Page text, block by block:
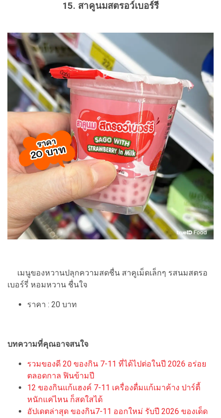
15. สาคูนมสตรอว์เบอร์รี
เมนูของหวานปลุกความสดชื่น สาคูเม็ดเล็กๆ รสนมสตรอ
เบอร์รี่ หอมหวาน ชื่นใจ
ราคา : 20 บาท
บทความที่คุณอาจสนใจ
รวมของดี 20 ของกิน 7-11 ที่ได้ไปต่อในปี 2026 อร่อย
ตลอดกาล ฟินข้ามปี
12 ของกินแก้แฮงค์ 7-11 เครื่องดื่มแก้เมาค้าง ปาร์ตี้
หนักแค่ไหน ก็สดใสได้
อัปเดตล่าสุด ของกิน7-11 ออกใหม่ รับปี 2026 ของเด็ด